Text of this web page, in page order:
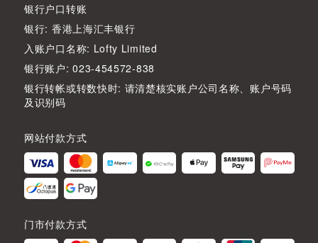
银行户口转账
银行: 香港上海汇丰银行
入账户口名称: Lofty Limited
银行账户: 023-454572-838
银行转帐或转数快时: 请清楚核实账户公司名称、账户号码
及识别码
网站付款方式
门市付款方式